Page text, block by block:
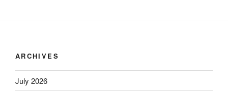
ARCHIVES
July 2026